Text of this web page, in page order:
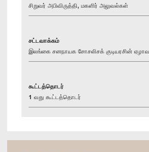
சிறுவர் அபிவிருத்தி, மகளிர் அலுவல்கள்
சட்டவாக்கம்
இலங்கை சனநாயக சோசலிசக் குடியரசின்
கூட்டத்தொடர்
1 வது கூட்டத்தொடர்